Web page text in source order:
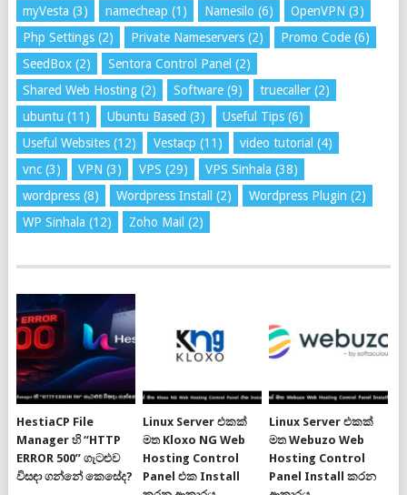
myVesta (3) namecheap (1) Namesilo (6) OpenVPN (3)
Php Settings(2) Private Nameservers(2) Promo Code(6)
SeedBox(2) Sentora Control Panel (2)
Shared Web Hosting(2) Software(9) truecaller(2)
ubuntu (11) Ubuntu Based (3) Useful Tips(6)
Useful Websites(12) Vestacp (11) video tutorial (4)
vnc(3) VPN (3) VPS (29) VPS Sinhala (38)
wordpress(8) Wordpress Install (2) Wordpress Plugin (2)
WP Sinhala (12) Zoho Mail (2)
HestiaCP File
Manager හි “HTTP
ERROR 500” ගැටළුව
විසඳා ගන්නේ කෙසේද?
Linux Server එකක්
මත Kloxo NG Web
Hosting Control
Panel එක Install
Linux Server එකක්
මත Webuzo Web
Hosting Control
Panel Install කරන